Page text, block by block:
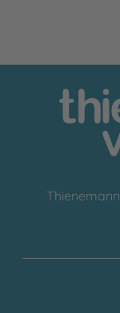
Thienemann